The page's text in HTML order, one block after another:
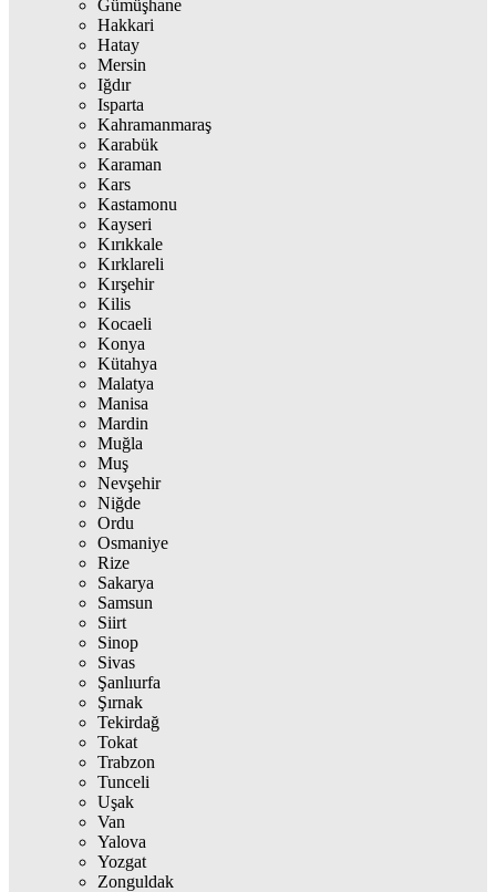
Gümüşhane
Hakkari
Hatay
Mersin
Iğdır
Isparta
Kahramanmaraş
Karabük
Karaman
Kars
Kastamonu
Kayseri
Kırıkkale
Kırklareli
Kırşehir
Kilis
Kocaeli
Konya
Kütahya
Malatya
Manisa
Mardin
Muğla
Muş
Nevşehir
Niğde
Ordu
Osmaniye
Rize
Sakarya
Samsun
Siirt
Sinop
Sivas
Şanlıurfa
Şırnak
Tekirdağ
Tokat
Trabzon
Tunceli
Uşak
Van
Yalova
Yozgat
Zonguldak